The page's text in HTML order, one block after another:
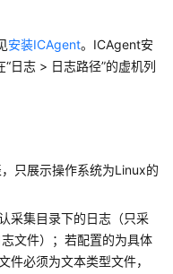
安装ICAgent。ICAgent安
日志 > 日志路径”的虚机列
只展示操作系统为Linux的
采集目录下的日志（只采
文件）；若配置的为具体
件必须为文本类型文件，